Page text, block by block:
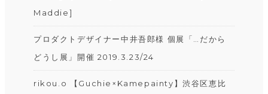
Maddie]
プロダクトデザイナー中井吾郎様 個展「…だから
どうし展」開催 2019.3.23/24
rikou.o 【Guchie×Kamepainty】 渋谷区恵比